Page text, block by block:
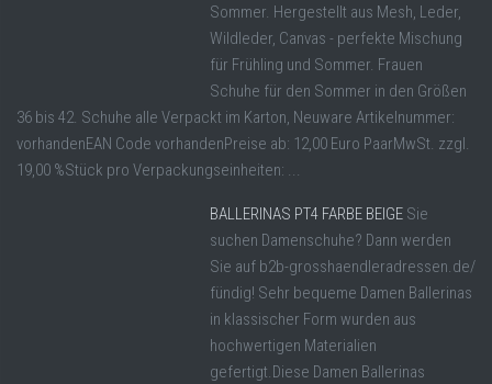
Sommer. Hergestellt aus Mesh, Leder,
Wildleder, Canvas - perfekte Mischung
für Frühling und Sommer. Frauen
Schuhe für den Sommer in den Größen
36 bis 42. Schuhe alle Verpackt im Karton, Neuware Artikelnummer:
vorhandenEAN Code vorhandenPreise ab: 12,00 Euro PaarMwSt. zzgl.
19,00 %Stück pro Verpackungseinheiten: ...
BALLERINAS PT4 FARBE BEIGE Sie
suchen Damenschuhe? Dann werden
Sie auf b2b-grosshaendleradressen.de/
fündig! Sehr bequeme Damen Ballerinas
in klassischer Form wurden aus
hochwertigen Materialien
gefertigt.Diese Damen Ballerinas